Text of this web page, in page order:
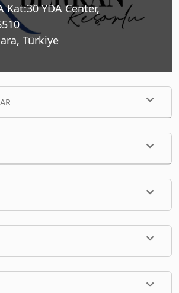
Kat:30 YDA Center,
Türkiye